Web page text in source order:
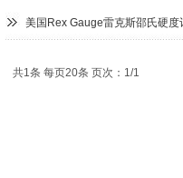
美国Rex Gauge雷克斯邵氏硬
共1条 每页20条 页次：1/1